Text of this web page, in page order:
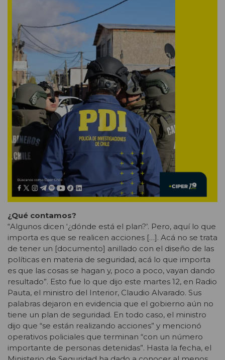
¿Qué contamos?
“Algunos dicen ‘¿dónde está el plan?’. Pero, aquí lo que
importa es que se realicen acciones […]. Acá no se trata
de tener un [documento] anillado con el diseño de las
políticas en materia de seguridad, acá lo que importa
es que las cosas se hagan y, poco a poco, vayan dando
resultado”. Esto fue lo que dijo este martes 12, en Radio
Pauta, el ministro del Interior, Claudio Alvarado. Sus
palabras dejaron en evidencia que el gobierno aún no
tiene un plan de seguridad. En todo caso, el ministro
dijo que “se están realizando acciones” y mencionó
operativos policiales que terminan “con un número
importante de personas detenidas”. Hasta la fecha, el